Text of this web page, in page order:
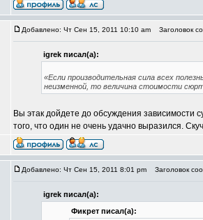
Добавлено: Чт Сен 15, 2011 10:10 am Заголовок
igrek писал(а):
«Если производительная сила всех
неизменной, то величина стоимости
Вы этак дойдете до обсуждения зависимости
того, что один не очень удачно выразился.
Добавлено: Чт Сен 15, 2011 8:01 pm Заголовок
igrek писал(а):
Фикрет писал(а):